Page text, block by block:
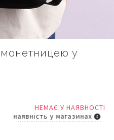
монетницею у
НЕМАЄ У НАЯВНОСТІ
наявність у магазинах